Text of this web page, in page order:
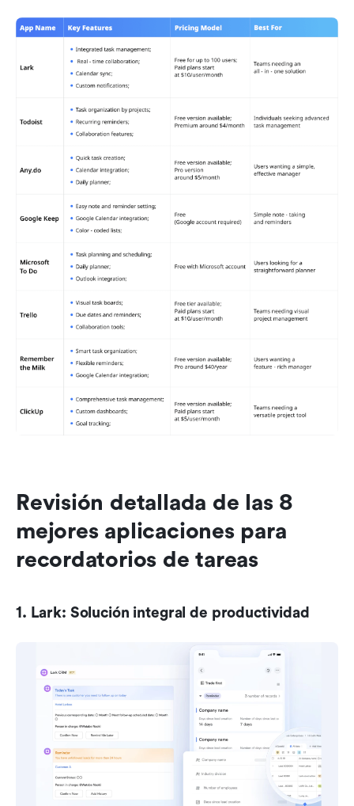
Revisión detallada de las 8
mejores aplicaciones para
recordatorios de tareas
1. Lark: Solución integral de productividad